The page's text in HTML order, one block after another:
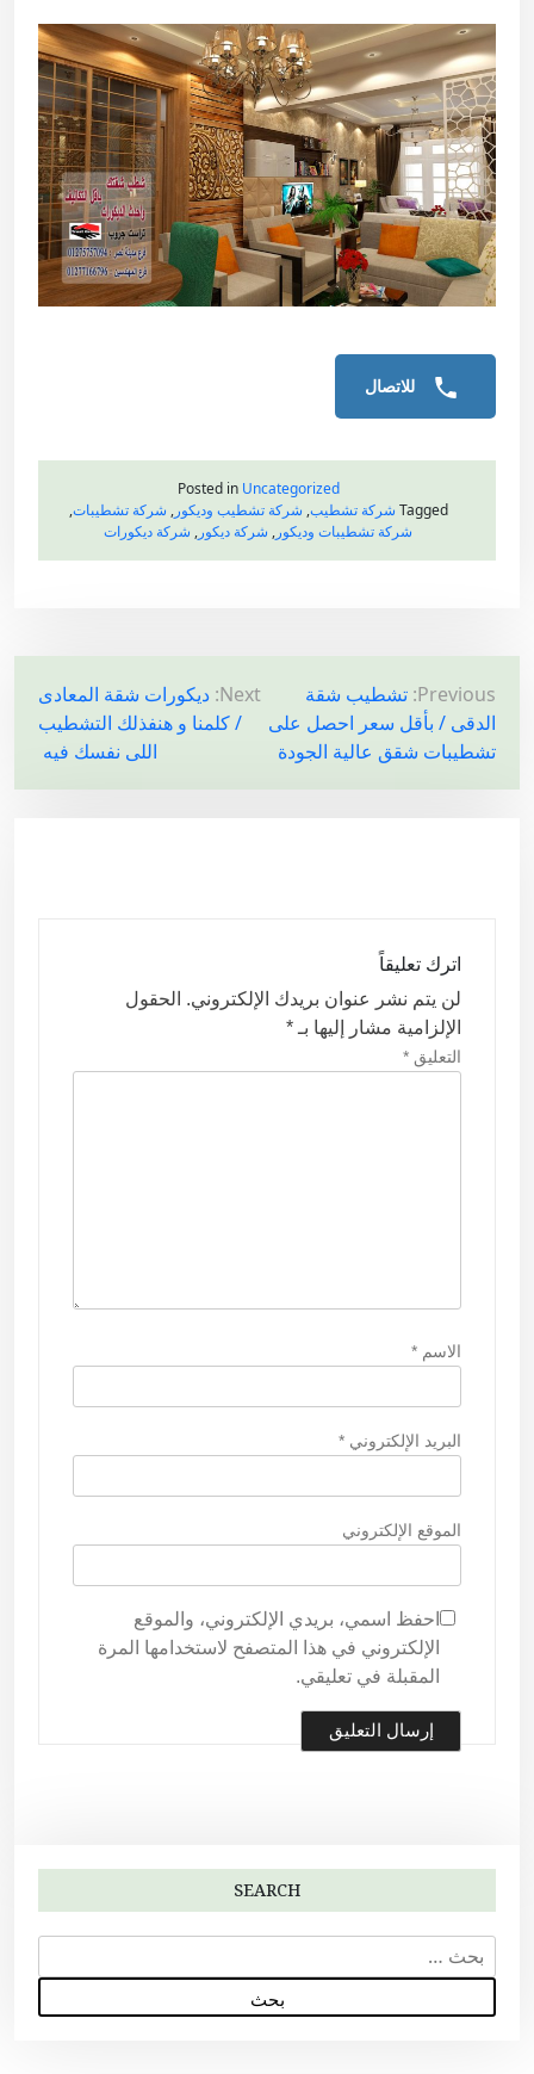
للاتصال
Posted in Uncategorized
Tagged شركة تشطيب, شركة تشطيب وديكور, شركة تشطيبات,
شركة تشطيبات وديكور, شركة ديكور, شركة ديكورات
ت
ص
فّ
ح
Previous: تشطيب شقة
الدقى / بأقل سعر احصل على
تشطيبات شقق عالية الجودة
Next: ديكورات شقة المعادى
/ كلمنا و هنفذلك التشطيب
اللى نفسك فيه
اترك تعليقاً
لن يتم نشر عنوان بريدك الإلكتروني. الحقول
الإلزامية مشار إليها بـ *
التعليق *
الاسم *
البريد الإلكتروني *
الموقع الإلكتروني
احفظ اسمي، بريدي الإلكتروني، والموقع
الإلكتروني في هذا المتصفح لاستخدامها المرة
المقبلة في تعليقي.
SEARCH
ل